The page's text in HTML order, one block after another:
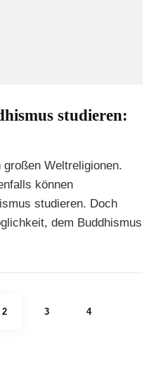
studieren:
Weltreligionen.
können
studieren. Doch
dem Buddhismus
SEITE
2 SEITE
3 SEITE
4